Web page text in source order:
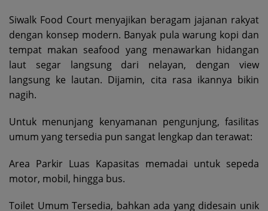
Siwalk Food Court menyajikan beragam jajanan rakyat
dengan konsep modern. Banyak pula warung kopi dan
tempat makan seafood yang menawarkan hidangan
laut segar langsung dari nelayan, dengan view
langsung ke lautan. Dijamin, cita rasa ikannya bikin
nagih.
Untuk menunjang kenyamanan pengunjung, fasilitas
umum yang tersedia pun sangat lengkap dan terawat:
Area Parkir Luas Kapasitas memadai untuk sepeda
motor, mobil, hingga bus.
Toilet Umum Tersedia, bahkan ada yang didesain unik